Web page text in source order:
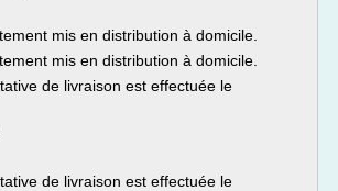
mis en distribution à domicile.
mis en distribution à domicile.
de livraison est effectuée le
de livraison est effectuée le